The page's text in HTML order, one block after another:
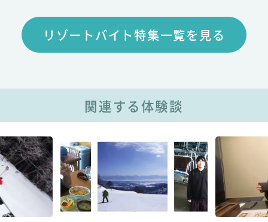
リゾートバイト特集一覧を見る
関連する体験談